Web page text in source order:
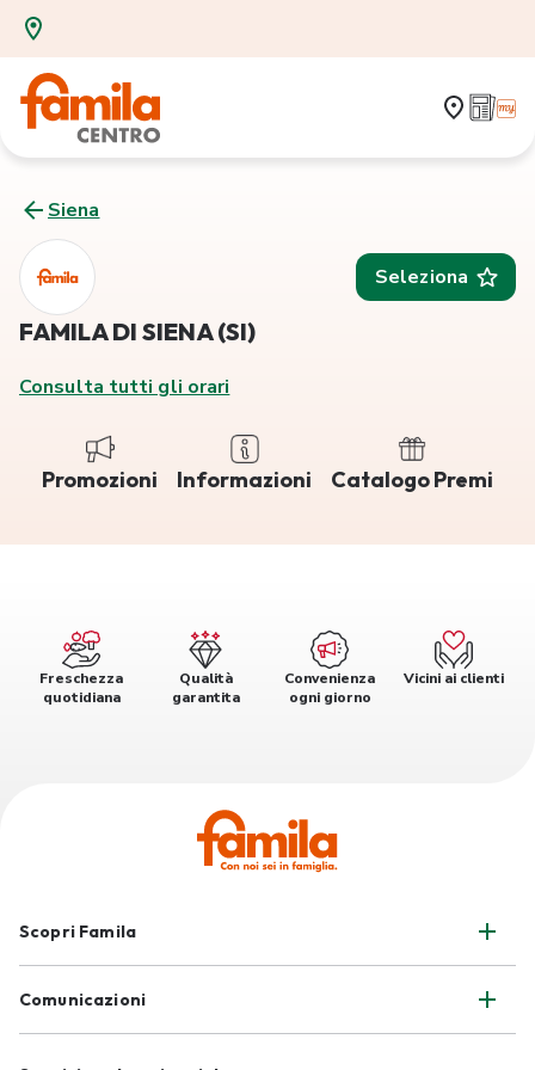
Siena
Seleziona
FAMILA DI SIENA (SI)
Consulta tutti gli orari
Promozioni Informazioni Catalogo Premi
Freschezza
quotidiana
Qualità
garantita
Convenienza
ogni giorno
Vicini ai clienti
Scopri Famila
Comunicazioni